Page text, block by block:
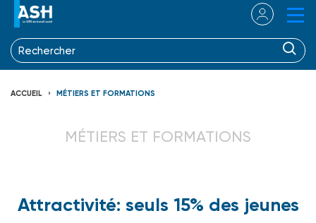
ACCUEIL MÉTIERS ET FORMATIONS
MÉTIERS ET FORMATIONS
Attractivité: seuls 15% des jeunes